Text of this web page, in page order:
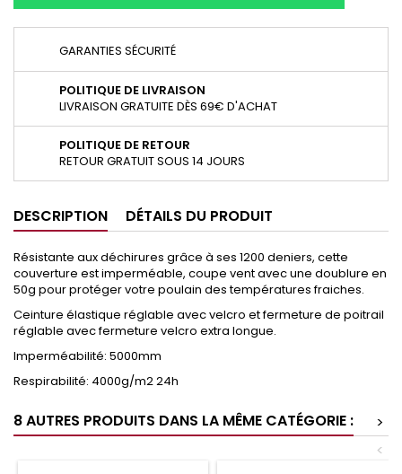
GARANTIES SÉCURITÉ
POLITIQUE DE LIVRAISON
LIVRAISON GRATUITE DÈS 69€ D'ACHAT
POLITIQUE DE RETOUR
RETOUR GRATUIT SOUS 14 JOURS
DESCRIPTION DÉTAILS DU PRODUIT
Résistante aux déchirures grâce à ses 1200 deniers, cette
couverture est imperméable, coupe vent avec une doublure en
50g pour protéger votre poulain des températures fraiches.
Ceinture élastique réglable avec velcro et fermeture de poitrail
réglable avec fermeture velcro extra longue.
Imperméabilité: 5000mm
Respirabilité: 4000g/m2 24h
8 AUTRES PRODUITS DANS LA MÊME CATÉGORIE :
>
<